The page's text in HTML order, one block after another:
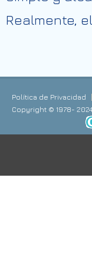
Realmente,
Política de Privacidad
Copyright © 1978- 2024